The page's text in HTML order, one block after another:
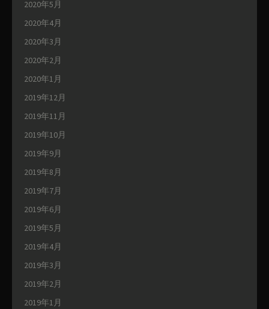
2020年5月
2020年4月
2020年3月
2020年2月
2020年1月
2019年12月
2019年11月
2019年10月
2019年9月
2019年8月
2019年7月
2019年6月
2019年5月
2019年4月
2019年3月
2019年2月
2019年1月